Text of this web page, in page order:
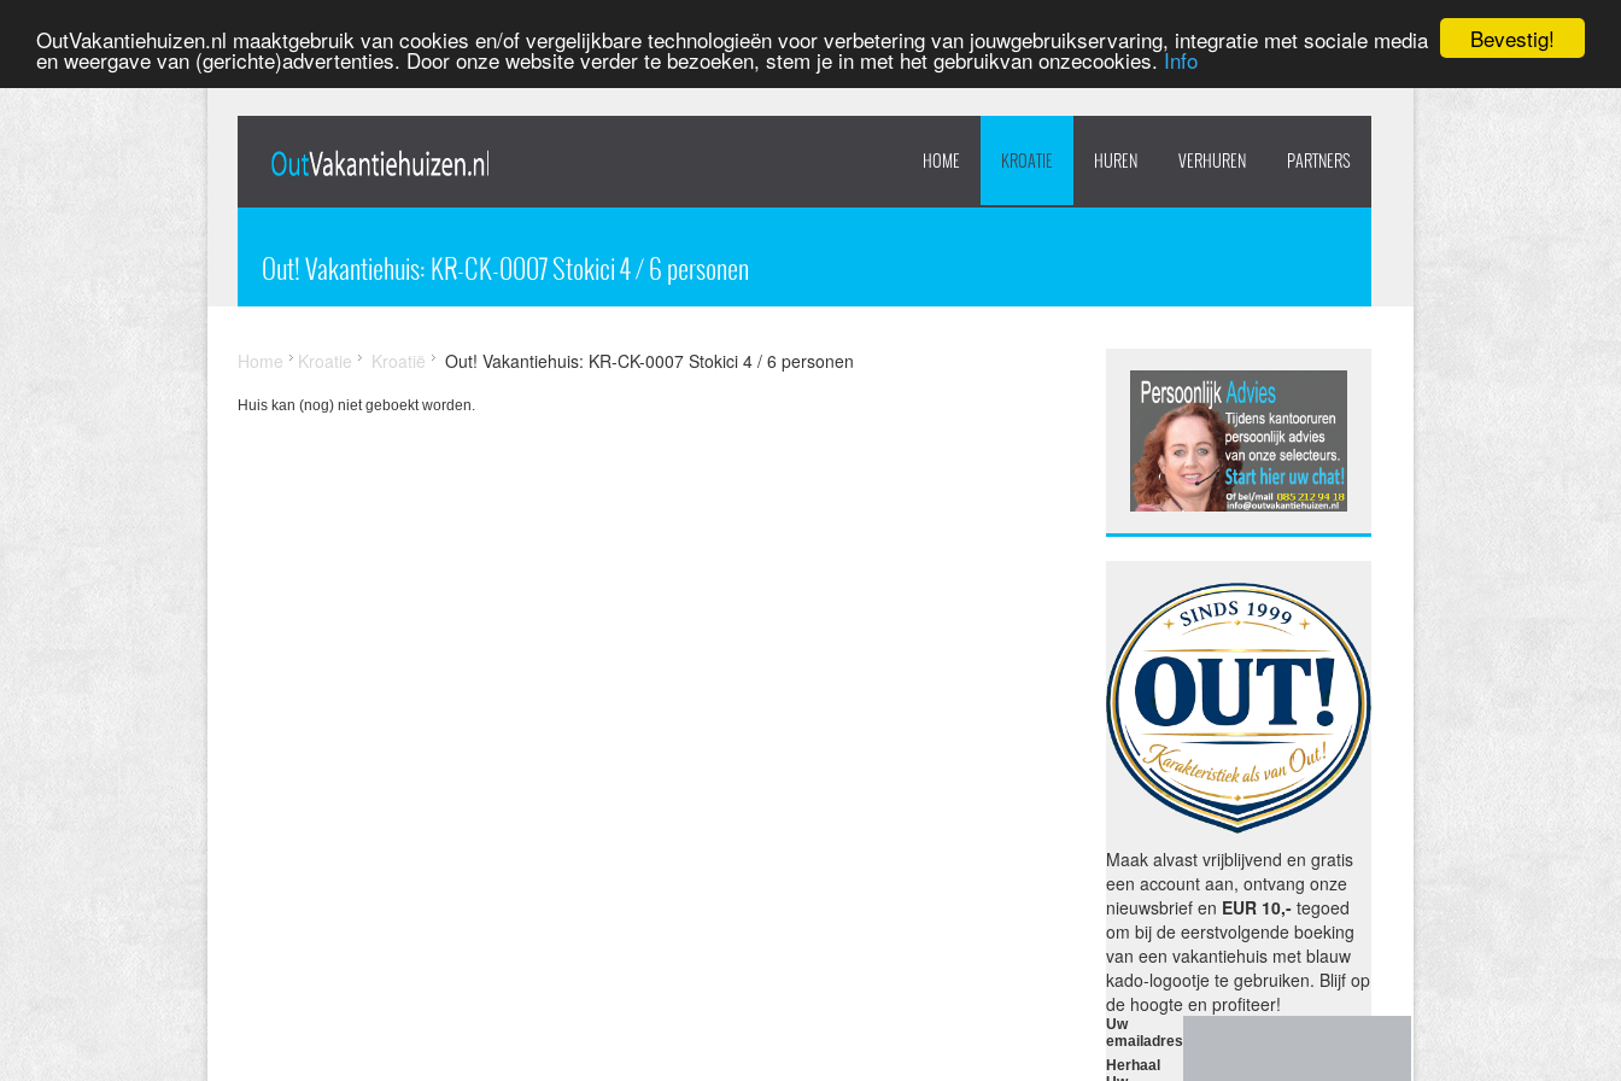
Bevestig!
OutVakantiehuizen.nl maaktgebruik van cookies en/of vergelijkbare technologieën voor verbetering van jouwgebruikservaring, integratie met sociale media
en weergave van (gerichte)advertenties. Door onze website verder te bezoeken, stem je in met het gebruikvan onzecookies.Info
HOME KROATIE HUREN VERHUREN PARTNERS
Out! Vakantiehuis: KR-CK-0007 Stokici 4 / 6 personen
Home Kroatie Kroatië Out! Vakantiehuis: KR-CK-0007 Stokici 4 / 6 personen
Huis kan (nog) niet geboekt worden.
Maak alvast vrijblijvend en gratis
een account aan, ontvang onze
nieuwsbrief en EUR 10,- tegoed
om bij de eerstvolgende boeking
van een vakantiehuis met blauw
kado-logootje te gebruiken. Blijf op
de hoogte en profiteer!
Uw
emailadres
Herhaal